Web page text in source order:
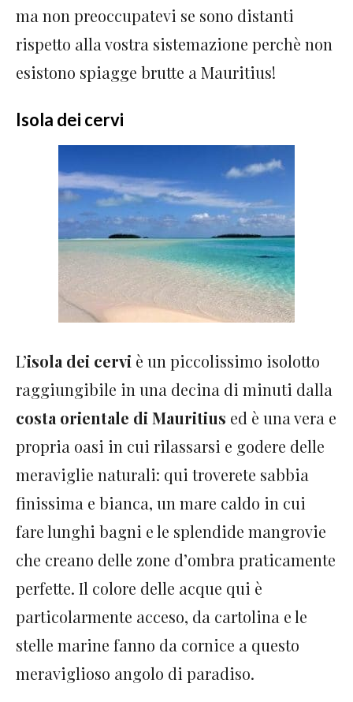
ma non preoccupatevi se sono distanti
rispetto alla vostra sistemazione perchè non
esistono spiagge brutte a Mauritius!
Isola dei cervi
L’isola dei cervi è un piccolissimo isolotto
raggiungibile in una decina di minuti dalla
costa orientale di Mauritius ed è una vera e
propria oasi in cui rilassarsi e godere delle
meraviglie naturali: qui troverete sabbia
finissima e bianca, un mare caldo in cui
fare lunghi bagni e le splendide mangrovie
che creano delle zone d’ombra praticamente
perfette. Il colore delle acque qui è
particolarmente acceso, da cartolina e le
stelle marine fanno da cornice a questo
meraviglioso angolo di paradiso.